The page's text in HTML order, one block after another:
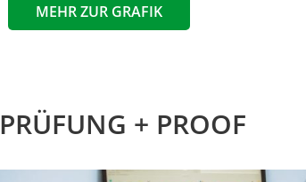
MEHR ZUR GRAFIK
PRÜFUNG + PROOF